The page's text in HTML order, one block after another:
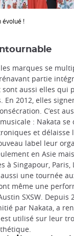
évolué !
marques se
partie
sont aussi elles qui
En 2012, elles
C’est
: Nakata se
et délaisse
label leur
en Asie
à Singapour, Paris,
une tournée
même une
SXSW. Depuis
par Nakata, a
utilisé sur leur